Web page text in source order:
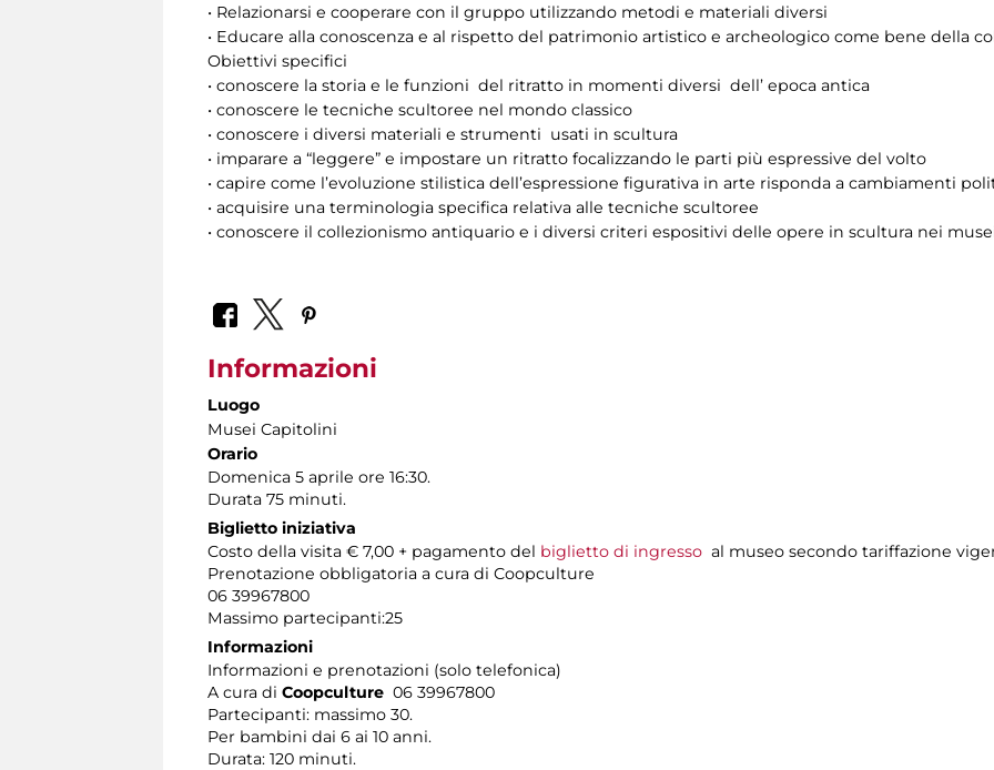
• Relazionarsi e cooperare con il gruppo utilizzando metodi e materiali diversi
• Educare alla conoscenza e al rispetto del patrimonio artistico e archeologico come bene della
Obiettivi specifici
• conoscere la storia e le funzioni del ritratto in momenti diversi dell’ epoca antica
• conoscere le tecniche scultoree nel mondo classico
• conoscere i diversi materiali e strumenti usati in scultura
• imparare a “leggere” e impostare un ritratto focalizzando le parti più espressive del volto
• capire come l’evoluzione stilistica dell’espressione figurativa in arte risponda a cambiamenti
• acquisire una terminologia specifica relativa alle tecniche scultoree
• conoscere il collezionismo antiquario e i diversi criteri espositivi delle opere in scultura nei
Informazioni
Luogo
Musei Capitolini
Orario
Domenica 5 aprile ore 16:30.
Durata 75 minuti.
Biglietto iniziativa
Costo della visita € 7,00 + pagamento del biglietto di ingresso al museo secondo tariffazione
Prenotazione obbligatoria a cura di Coopculture
06 39967800
Massimo partecipanti:25
Informazioni
Informazioni e prenotazioni (solo telefonica)
A cura di Coopculture 06 39967800
Partecipanti: massimo 30.
Per bambini dai 6 ai 10 anni.
Durata: 120 minuti.